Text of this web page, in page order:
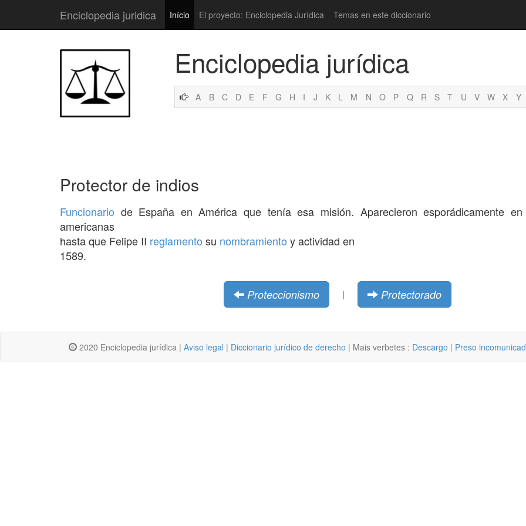
Enciclopedia juridica Início El proyecto: Enciclopedia Jurídica Temas en este diccionario
Enciclopedia jurídica
A B C D E F G H I J K L M N O P Q R S T U V W X Y
Protector de indios
Funcionario de España en América que tenía esa misión. Aparecieron esporádicamente
americanas
hasta que Felipe II reglamento su nombramiento y actividad en
1589.
Proteccionismo | Protectorado
2020 Enciclopedia jurídica | Aviso legal | Diccionario jurídico de derecho | Mais verbetes : Descargo | Preso